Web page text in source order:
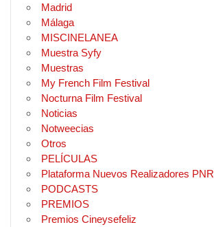
Madrid
Málaga
MISCINELANEA
Muestra Syfy
Muestras
My French Film Festival
Nocturna Film Festival
Noticias
Notweecias
Otros
PELÍCULAS
Plataforma Nuevos Realizadores PNR
PODCASTS
PREMIOS
Premios Cineysefeliz